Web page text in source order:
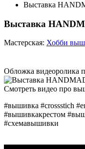
Выставка
Выставка
Мастерская: Хобби
Обложка видеоролика
Смотреть видео про
#вышивка #crossstich
#вышивкакрестом
#схемавышивки